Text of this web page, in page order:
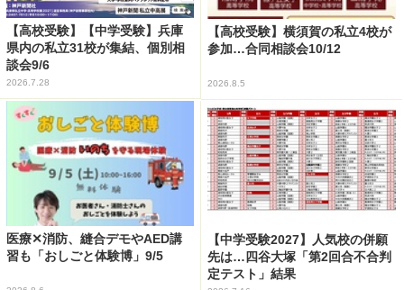
【高校受験】【中学受験】兵庫
県内の私立31校が集結、個別相
談会9/6
2026.7.28
【高校受験】横須賀の私立4校が
参加…合同相談会10/12
2026.8.5
医療✕消防、縫合デモやAED講
習も「おしごと体験博」9/5
【中学受験2027】人気校の併願
先は…四谷大塚「第2回合不合判
定テスト」結果